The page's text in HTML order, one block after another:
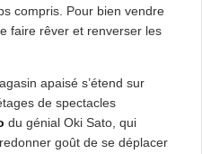
compris. Pour bien vendre
faire rêver et renverser les
apaisé s’étend sur
de spectacles
du génial Oki Sato, qui
goût de se déplacer